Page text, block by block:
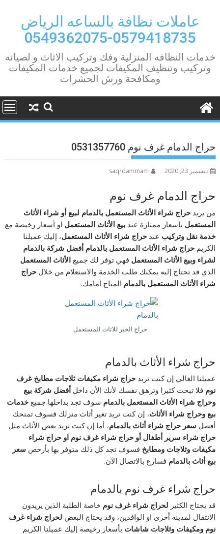
contentعاملات نظافة بالساعه الرياض
0579418735-0549362075
خدمات النظافه المنزلية وفك وتركيب الاثاث و لصيانه
وتركيب وتنظيف المكيفات لجميع خدمات المكيفات
ومكافحة ورش الحشرات
حراج الدمام غرف نوم 0531357760
ديسمبر 23, 2020 saqrdammam
حراج الدمام غرف نوم
من يريدحراج شراء الأثاث المستعمل بالدمام لبيع أو شراء الأثاث
المستعمل بأسعار ممتازة عندبيع الأثاث المستعمل او أسعار رخيصة مع
خدمة نقل وتركيب عندحراج شراء الأثاث المستعمل، إليك عميلنا
الكريمحراج شراء الأثاث المستعمل بالدمام أفضل شركة بالدمام
لشراء وبيع الأثاث المستعمل فهي توفر لك جميعالأثاث المستعمل
الذي قد تحتاج إليه يمكنك طلب الخدمة والاستعلام من خلالحراج
شراء الأثاث المستعمل بالدمام المتاح أمامك.
حراج الخبر للاثاث المستعمل
حراج شراء الأثاث بالدمام
عميلنا الغالي إن كنت تريدحراج شراء مكيفات ثلاجات مطابخ غرف
نوم فلا تبحث كثيرا وترهق نفسك لأنك الأن داخلأفضل شركة بيع
وحراج شراء الأثاث المستعمل بالدمام سوف تجد بداخلها جميعخدمات
بيع وحراج شراء الأثاث، إن كنت تريد تغير أثاث منزلك فسوف تمنحك
أفضل سعر حراج شراء أثاث بالدمام، أما إن كنت تريد بعض الأثاث مثل
حراج شراء سرير أطفال أو حراج شراء غرف نوم او حراج شراء
مكيفات وثلاجات ومطابخ فسوف تجد كل ذلك متوفر بها بأرخص سعر
بيع أثاث بالدمام فسارع بالاتصال الآن.
حراج شراء غرف نوم بالدمام
قد يحتاج الكثير لحراج شراء غرف نوم خاصة الطلبة الذين يريدون
الانتقال لمدينة أخرى او الوافدين، وقد يحتاج البعض لحراج شراء غرف
نوم ومكيفات وثلاجات شاشات بأسعار رخيصة إليك عميلنا الكريم